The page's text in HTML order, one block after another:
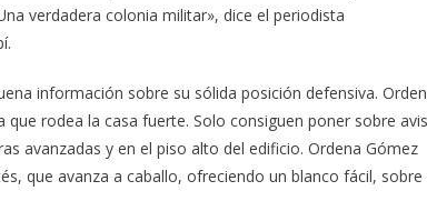
verdadera colonia militar», dice el periodista
información sobre su sólida posición defensiva.
rodea la casa fuerte. Solo consiguen poner sobre
avanzadas y en el piso alto del edificio. Ordena Gómez
que avanza a caballo, ofreciendo un blanco fácil, sobre